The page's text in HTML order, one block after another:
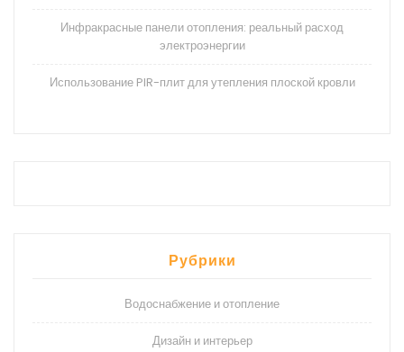
Инфракрасные панели отопления: реальный расход
электроэнергии
Использование PIR-плит для утепления плоской кровли
Рубрики
Водоснабжение и отопление
Дизайн и интерьер